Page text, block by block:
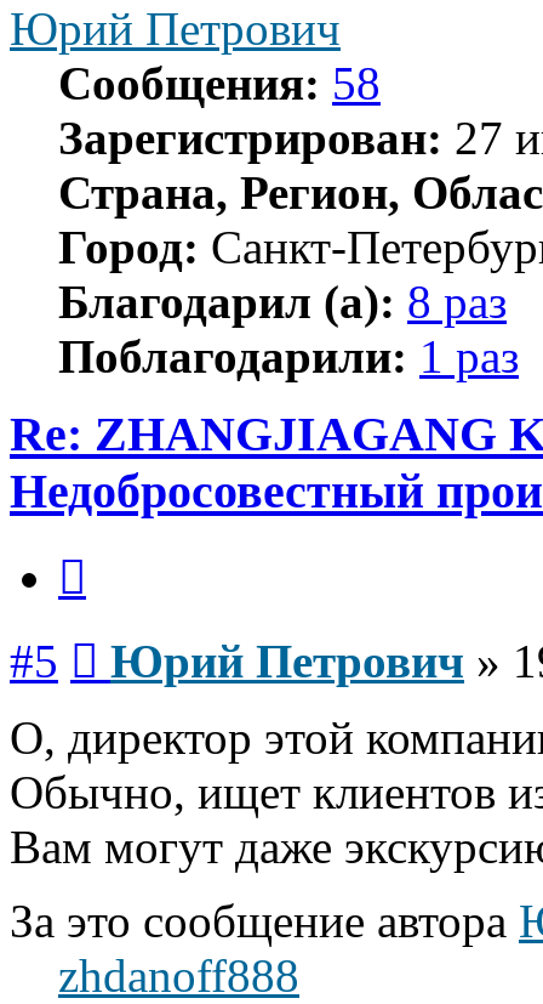
Юрий Петрович
Сообщения: 58
Зарегистрирован: 27
Страна, Регион,
Город: Санкт-
Благодарил (а): 8 раз
Поблагодарили: 1 раз
Re: ZHANGJIAGANG
Недобросовестный
#5 Юрий Петрович »
О, директор этой
Обычно, ищет клиентов
Вам могут даже
За это сообщение автора
zhdanoff888